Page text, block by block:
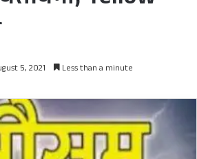
5, 2021 Less than a minute